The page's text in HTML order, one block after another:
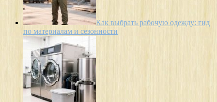
Как выбрать рабочую одежду: гид
по материалам и сезонности